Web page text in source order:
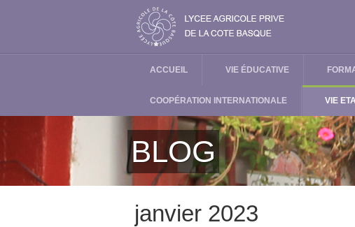
ACCUEIL VIE ÉDUCATIVE
COOPÉRATION INTERNATIONALE VIE
BLOG
janvier 2023